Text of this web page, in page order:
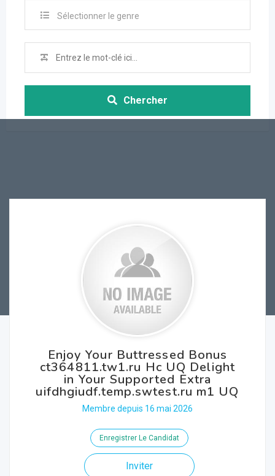
Sélectionner le genre
Chercher
Enjoy Your Buttressed Bonus
ct364811.tw1.ru Hc UQ Delight
in Your Supported Extra
uifdhgiudf.temp.swtest.ru m1 UQ
Membre depuis 16 mai 2026
Enregistrer Le Candidat
Inviter